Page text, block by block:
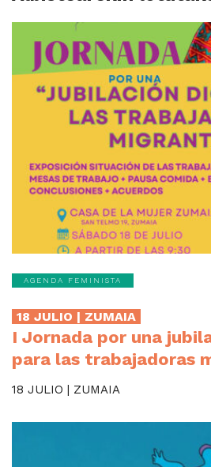
AGENDA FEMINISTA
18 JULIO | ZUMAIA
I Jornada por una
para las trabajadoras
18 JULIO | ZUMAIA